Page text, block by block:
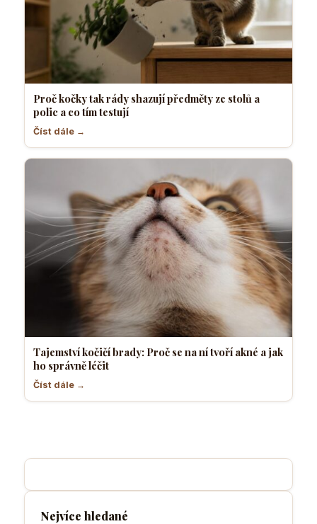
Proč kočky tak rády shazují předměty ze stolů a
polic a co tím testují
Číst dále →
Tajemství kočičí brady: Proč se na ní tvoří akné a jak
ho správně léčit
Číst dále →
Nejvíce hledané